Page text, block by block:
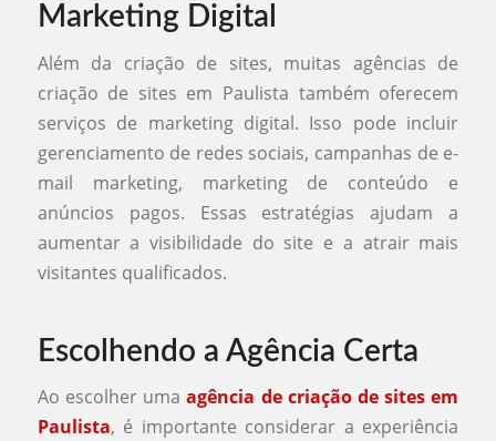
Marketing Digital
Além da criação de sites, muitas agências de
criação de sites em Paulista também oferecem
serviços de marketing digital. Isso pode incluir
gerenciamento de redes sociais, campanhas de e-
mail marketing, marketing de conteúdo e
anúncios pagos. Essas estratégias ajudam a
aumentar a visibilidade do site e a atrair mais
visitantes qualificados.
Escolhendo a Agência Certa
Ao escolher umaagência de criação de sites em
Paulista, é importante considerar a experiência